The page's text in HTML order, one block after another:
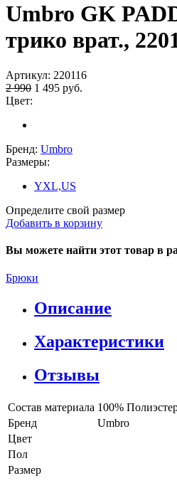
Umbro GK
трико врат.,
Артикул: 220116
2 990 1 495 руб.
Цвет:
Бренд: Umbro
Размеры:
YXL,US
Определите свой размер
Добавить в корзину
Вы можете найти этот товар в
Брюки
Описание
Характеристики
Отзывы
Состав материала 100%
Бренд
Umbro
Цвет
Пол
Размер